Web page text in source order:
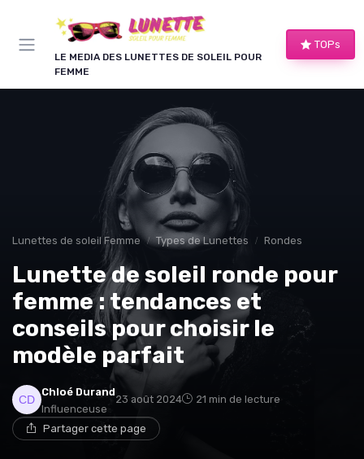
LE MEDIA DES LUNETTES DE SOLEIL POUR
FEMME
TOPs
Lunettes de soleil Femme Types de Lunettes Rondes
Lunette de soleil ronde pour
femme : tendances et
conseils pour choisir le
modèle parfait
Chloé Durand
Influenceuse
23 août 2024 21 min de lecture
Partager cette page